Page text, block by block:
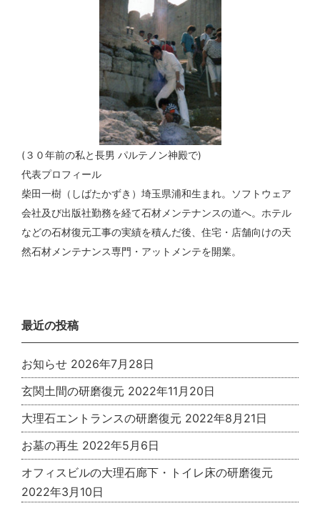
(３０年前の私と長男 パルテノン神殿で)
代表プロフィール
柴田一樹（しばたかずき）埼玉県浦和生まれ。ソフトウェア
会社及び出版社勤務を経て石材メンテナンスの道へ。ホテル
などの石材復元工事の実績を積んだ後、住宅・店舗向けの天
然石材メンテナンス専門・アットメンテを開業。
最近の投稿
お知らせ 2026年7月28日
玄関土間の研磨復元 2022年11月20日
大理石エントランスの研磨復元 2022年8月21日
お墓の再生 2022年5月6日
オフィスビルの大理石廊下・トイレ床の研磨復元
2022年3月10日